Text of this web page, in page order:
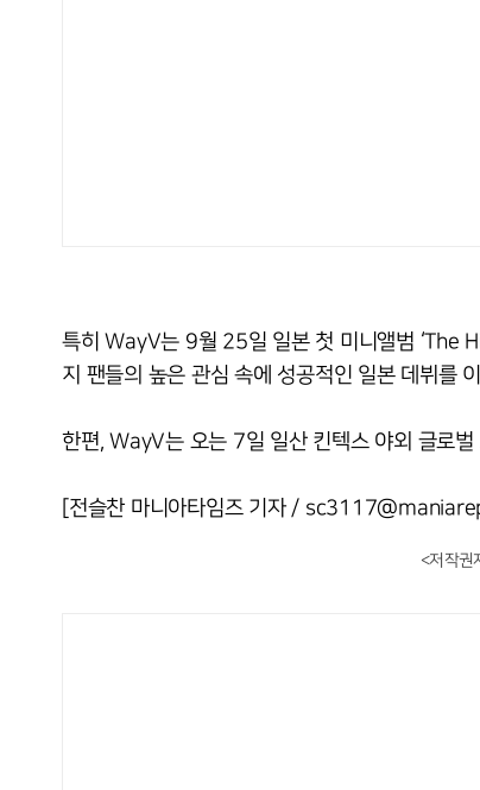
특히 WayV는 9월 25일 일본 첫 미니앨범 ‘The
지 팬들의 높은 관심 속에 성공적인 일본 데뷔를
한편, WayV는 오는 7일 일산 킨텍스 야외 글로
[전슬찬 마니아타임즈 기자 /
<저작권